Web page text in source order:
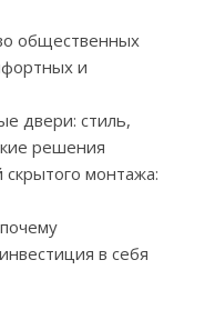
общественных
и
двери: стиль,
решения
монтажа:
в себя